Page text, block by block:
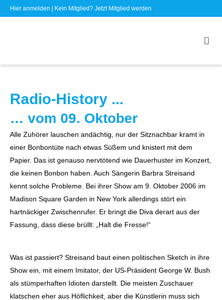
Hier anmelden | Kein Mitglied? Jetzt Mitglied werden
Radio-History ...
… vom 09. Oktober
Alle Zuhörer lauschen andächtig, nur der Sitznachbar kramt in
einer Bonbontüte nach etwas Süßem und knistert mit dem
Papier. Das ist genauso nervtötend wie Dauerhuster im Konzert,
die keinen Bonbon haben. Auch Sängerin Barbra Streisand
kennt solche Probleme. Bei ihrer Show am 9. Oktober 2006 im
Madison Square Garden in New York allerdings stört ein
hartnäckiger Zwischenrufer. Er bringt die Diva derart aus der
Fassung, dass diese brüllt: „Halt die Fresse!“
Was ist passiert? Streisand baut einen politischen Sketch in ihre
Show ein, mit einem Imitator, der US-Präsident George W. Bush
als stümperhaften Idioten darstellt. Die meisten Zuschauer
klatschen eher aus Höflichkeit, aber die Künstlerin muss sich